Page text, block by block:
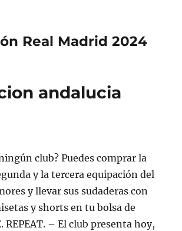
Real Madrid 2024
andalucia
club? Puedes comprar la
y la tercera equipación del
y llevar sus sudaderas con
y shorts en tu bolsa de
REPEAT. – El club presenta hoy,